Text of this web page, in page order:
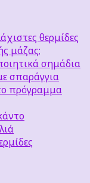
θερμίδες
μάζας;
σημάδια
σπαράγγια
πρόγραμμα